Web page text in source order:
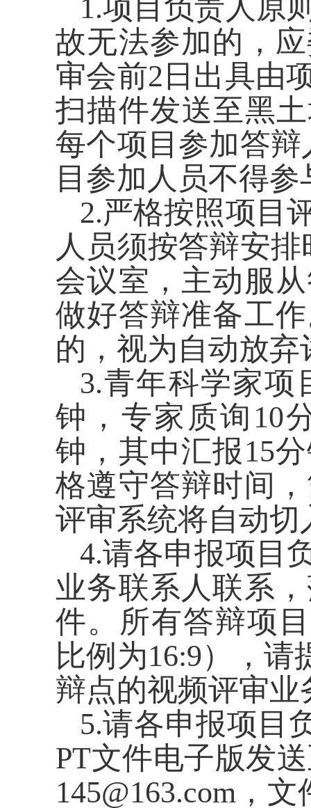
1.项目负责人原
故无法参加的，
审会前2日出具由
扫描件发送至黑土
每个项目参加答
目参加人员不得参
2.严格按照项目
人员须按答辩安
会议室，主动服
做好答辩准备工
的，视为自动放
3.青年科学家项
钟，专家质询10
钟，其中汇报15
格遵守答辩时间
评审系统将自动
4.请各申报项目
业务联系人联系
件。所有答辩项
比例为16:9），请
辩点的视频评审业
5.请各申报项目
PT文件电子版发
145@163.com，